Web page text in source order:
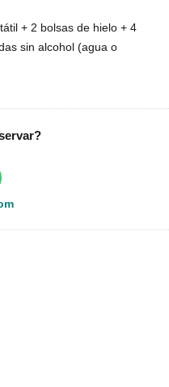
+ 2 bolsas de hielo + 4
sin alcohol (agua o